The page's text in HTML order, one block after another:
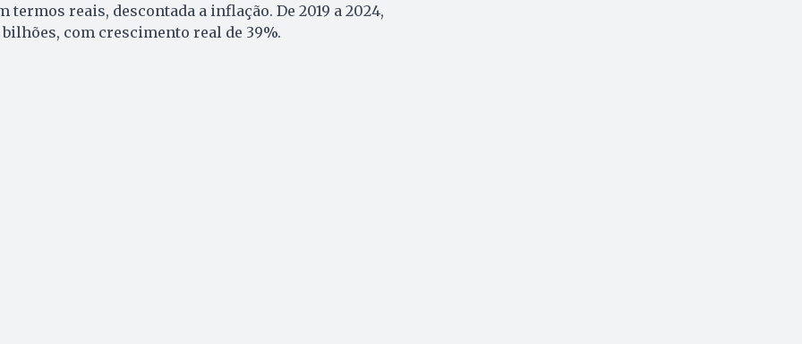
termos reais, descontada a inflação. De 2019 a 2024,
bilhões, com crescimento real de 39%.